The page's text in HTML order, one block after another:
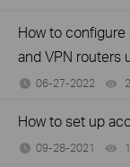
How to configure
and VPN routers
06-27-2022
How to set up
09-28-2021